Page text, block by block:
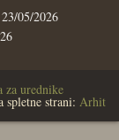
23/05/2026
za urednike
spletne strani: Arhit